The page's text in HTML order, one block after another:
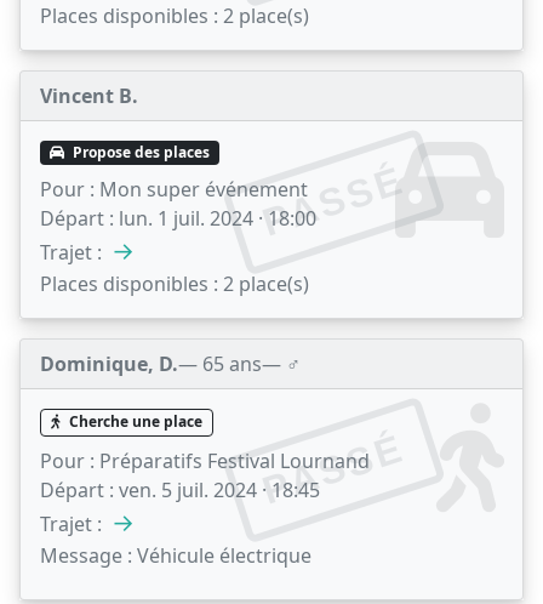
Places disponibles : 2 place(s)
Vincent B.
PASSÉ
Propose des places
Pour : Mon super événement
Départ : lun. 1 juil. 2024 · 18:00
Trajet : →
Places disponibles : 2 place(s)
Dominique, D.— 65 ans— ♂️
PASSÉ
Cherche une place
Pour : Préparatifs Festival Lournand
Départ : ven. 5 juil. 2024 · 18:45
Trajet : →
Message : Véhicule électrique